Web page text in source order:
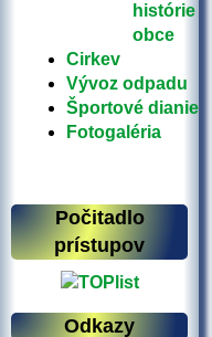
histórie
obce
Cirkev
Vývoz odpadu
Športové dianie
Fotogaléria
Počitadlo
prístupov
Odkazy